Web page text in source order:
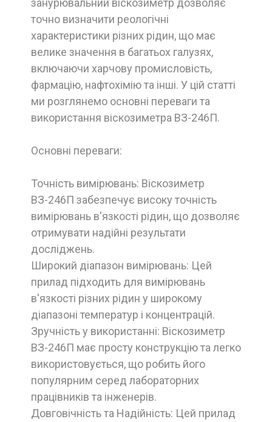
занурювальний віскозиметр дозволяє
точно визначити реологічні
характеристики різних рідин, що має
велике значення в багатьох галузях,
включаючи харчову промисловість,
фармацію, нафтохімію та інші. У цій статті
ми розглянемо основні переваги та
використання віскозиметра ВЗ-246П.
Основні переваги:
Точність вимірювань: Віскозиметр
ВЗ-246П забезпечує високу точність
вимірювань в'язкості рідин, що дозволяє
отримувати надійні результати
досліджень.
Широкий діапазон вимірювань: Цей
прилад підходить для вимірювань
в'язкості різних рідин у широкому
діапазоні температур і концентрацій.
Зручність у використанні: Віскозиметр
ВЗ-246П має просту конструкцію та легко
використовується, що робить його
популярним серед лабораторних
працівників та інженерів.
Довговічність та Надійність: Цей прилад